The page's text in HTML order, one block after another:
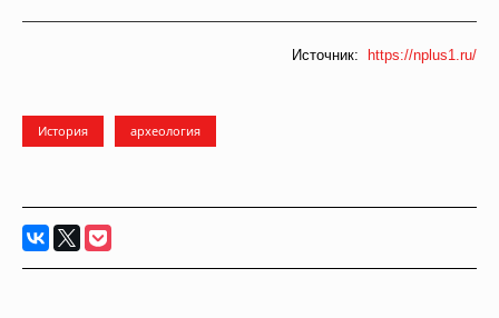
Источник: https://nplus1.ru/
История археология